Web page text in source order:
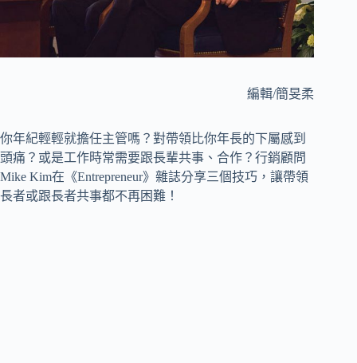
編輯/簡旻柔
你年紀輕輕就擔任主管嗎？對帶領比你年長的下屬感到
頭痛？或是工作時常需要跟長輩共事、合作？行銷顧問
Mike Kim在《Entrepreneur》雜誌分享三個技巧，讓帶領
長者或跟長者共事都不再困難！